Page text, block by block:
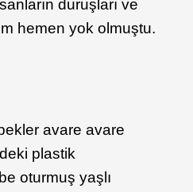
duruşları ve
hemen yok olmuştu.
avare avare
plastik
oturmuş yaşlı